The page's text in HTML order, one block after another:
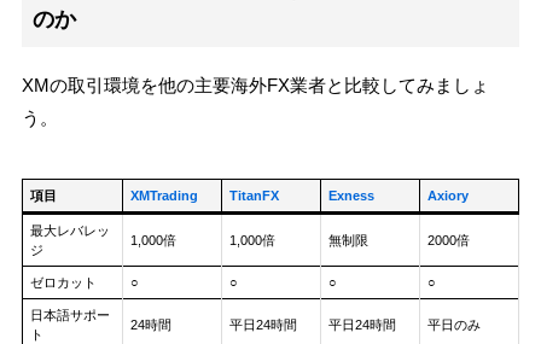
のか
XMの取引環境を他の主要海外FX業者と比較してみましょ
う。
項目 XMTrading TitanFX Exness Axiory
最大レバレッ
ジ
1,000倍 1,000倍 無制限 2000倍
ゼロカット ○ ○ ○ ○
日本語サポー
ト
24時間 平日24時間 平日24時間 平日のみ